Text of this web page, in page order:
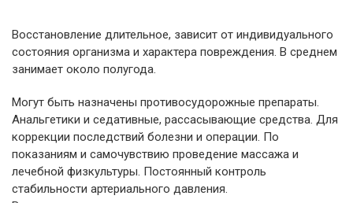
Восстановление длительное, зависит от индивидуального
состояния организма и характера повреждения. В среднем
занимает около полугода.
Могут быть назначены противосудорожные препараты.
Анальгетики и седативные, рассасывающие средства. Для
коррекции последствий болезни и операции. По
показаниям и самочувствию проведение массажа и
лечебной физкультуры. Постоянный контроль
стабильности артериального давления.